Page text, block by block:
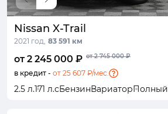
Nissan X-Trail
2021 год, 83 591 км
от 2 245 000 ₽ от 2 745 000 ₽
в кредит - от 25 607 ₽/мес.
2.5 л.171 л.сБензинВариаторПолный